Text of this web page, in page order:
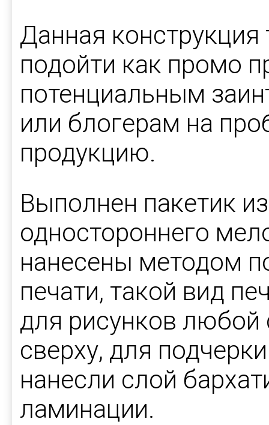
Данная
подойти как промо
потенциальным
или блогерам на
продукцию.
Выполнен пакетик
одностороннего
нанесены методом
печати, такой вид
для рисунков
сверху, для
нанесли слой
ламинации.